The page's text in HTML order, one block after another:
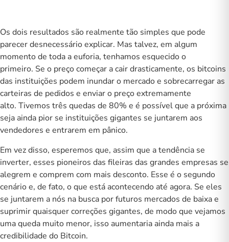
Os dois resultados são realmente tão simples que pode
parecer desnecessário explicar. Mas talvez, em algum
momento de toda a euforia, tenhamos esquecido o
primeiro. Se o preço começar a cair drasticamente, os bitcoins
das instituições podem inundar o mercado e sobrecarregar as
carteiras de pedidos e enviar o preço extremamente
alto. Tivemos três quedas de 80% e é possível que a próxima
seja ainda pior se instituições gigantes se juntarem aos
vendedores e entrarem em pânico.
Em vez disso, esperemos que, assim que a tendência se
inverter, esses pioneiros das fileiras das grandes empresas se
alegrem e comprem com mais desconto. Esse é o segundo
cenário e, de fato, o que está acontecendo até agora. Se eles
se juntarem a nós na busca por futuros mercados de baixa e
suprimir quaisquer correções gigantes, de modo que vejamos
uma queda muito menor, isso aumentaria ainda mais a
credibilidade do Bitcoin.